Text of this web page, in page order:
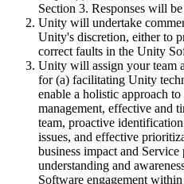
Section 3. Responses will
Unity will undertake
Unity's discretion, either to
correct faults in the Unity
Unity will assign your team
for (a) facilitating Unity
enable a holistic approach
management, effective and
team, proactive
issues, and effective
business impact and
understanding and
Software engagement